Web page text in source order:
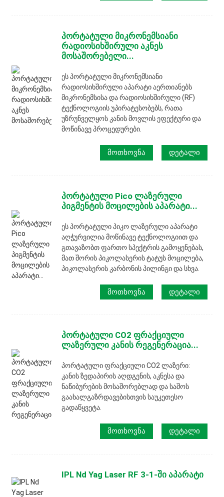
პორტატული მიკრონემსიანი
რადიოსიხშირული აკნეს
მოსაშორებელი...
ეს პორტატული მიკრონემსიანი
რადიოსიხშირული აპარატი აერთიანებს
მიკრონემსისა და რადიოსიხშირული (RF)
ტექნოლოგიის უპირატესობებს, რათა
უზრუნველყოს კანის მოვლის ეფექტური და
მოწინავე პროცედურები.
ᲛᲝᲗᲮᲝᲕᲜᲐ ᲓᲔᲢᲐᲚᲘ
პორტატული Pico ლაზერული
პიგმენტის მოცილების აპარატი...
ეს პორტატული პიკო ლაზერული აპარატი
აღჭურვილია მოწინავე ტექნოლოგიით და
გთავაზობთ ფართო სპექტრის გამოყენებას,
მათ შორის პიკოლასერის ტატუს მოცილება,
პიკოლასერის კარბონის პილინგი და სხვა.
ᲛᲝᲗᲮᲝᲕᲜᲐ ᲓᲔᲢᲐᲚᲘ
პორტატული CO2 ფრაქციული
ლაზერული კანის რეგენერაცია...
პორტატული ფრაქციული CO2 ლაზერი:
კანის ზედაპირის აღდგენის, აკნესა და
ნაწიბურების მოსაშორებლად და საშოს
გაახალგაზრდავებისთვის საუკეთესო
გადაწყვეტა.
ᲛᲝᲗᲮᲝᲕᲜᲐ ᲓᲔᲢᲐᲚᲘ
IPL Nd Yag Laser RF 3-1-ში აპარატი